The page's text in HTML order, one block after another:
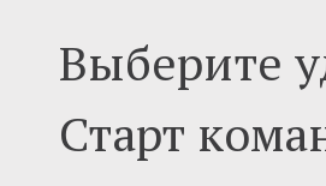
Выберите
Старт